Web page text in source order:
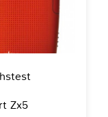
Zx5